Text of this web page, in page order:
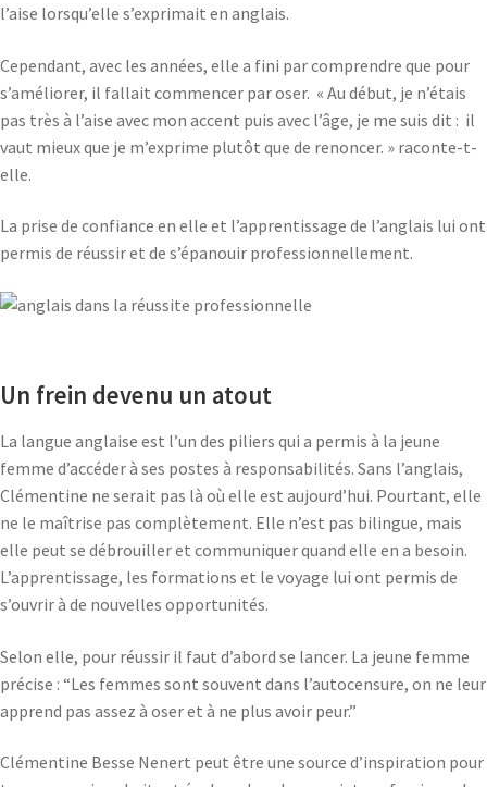
l’aise lorsqu’elle s’exprimait en anglais.
Cependant, avec les années, elle a fini par comprendre que pour
s’améliorer, il fallait commencer par oser. « Au début, je n’étais
pas très à l’aise avec mon accent puis avec l’âge, je me suis dit : il
vaut mieux que je m’exprime plutôt que de renoncer. » raconte-t-
elle.
La prise de confiance en elle et l’apprentissage de l’anglais lui ont
permis de réussir et de s’épanouir professionnellement.
Un frein devenu un atout
La langue anglaise est l’un des piliers qui a permis à la jeune
femme d’accéder à ses postes à responsabilités. Sans l’anglais,
Clémentine ne serait pas là où elle est aujourd’hui. Pourtant, elle
ne le maîtrise pas complètement. Elle n’est pas bilingue, mais
elle peut se débrouiller et communiquer quand elle en a besoin.
L’apprentissage, les formations et le voyage lui ont permis de
s’ouvrir à de nouvelles opportunités.
Selon elle, pour réussir il faut d’abord se lancer. La jeune femme
précise : “Les femmes sont souvent dans l’autocensure, on ne leur
apprend pas assez à oser et à ne plus avoir peur.”
Clémentine Besse Nenert peut être une source d’inspiration pour